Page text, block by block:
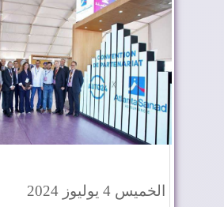
الخميس 4 يوليوز 2024